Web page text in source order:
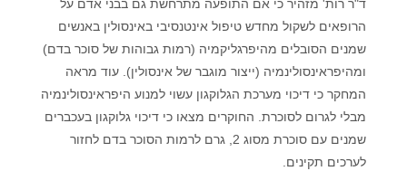
ד"ר רות' מזהיר כי אם התופעה מתרחשת גם בבני אדם על
הרופאים לשקול מחדש טיפול אינטנסיבי באינסולין באנשים
שמנים הסובלים מהיפרגליקמיה (רמות גבוהות של סוכר בדם)
ומהיפראינסולינמיה (ייצור מוגבר של אינסולין). עוד מראה
המחקר כי דיכוי מערכת הגלוקגון עשוי למנוע היפראינסולינמיה
מבלי לגרום לסוכרת. החוקרים מצאו כי דיכוי גלוקגון בעכברים
שמנים עם סוכרת מסוג 2, גרם לרמות הסוכר בדם לחזור
לערכים תקינים.